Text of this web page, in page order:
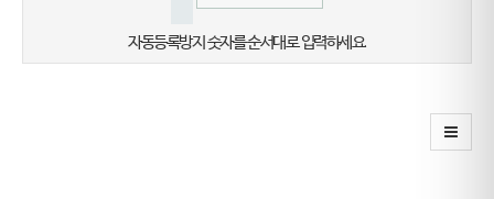
자동등록방지 숫자를 순서대로 입력하세요.